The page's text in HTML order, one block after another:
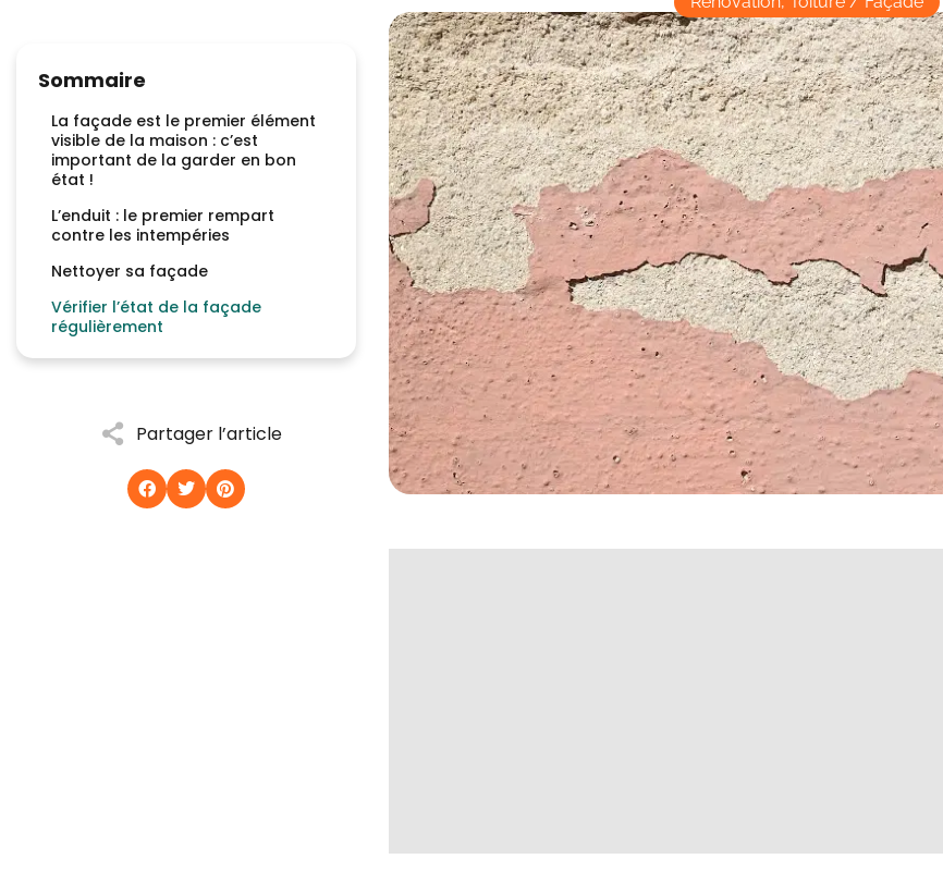
Sommaire
La façade est le premier élément
visible de la maison : c’est
important de la garder en bon
état !
L’enduit : le premier rempart
contre les intempéries
Nettoyer sa façade
Vérifier l’état de la façade
régulièrement
Partager l’article